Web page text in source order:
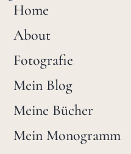
Home
About
Fotografie
Mein Blog
Meine Bücher
Mein Monogramm